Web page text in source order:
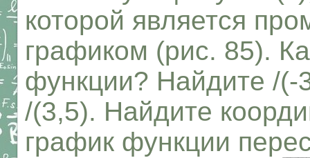
которой является
графиком (рис. 85).
функции? Найдите /
/(3,5). Найдите
график функции